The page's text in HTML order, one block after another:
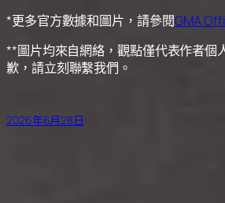
*更多官方數據和圖片，請參閱GMA
**圖片均來自網絡，觀點僅代表作者個
歉，請立刻聯繫我們。
2026年6月28日